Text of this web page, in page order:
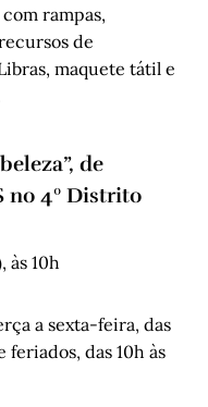
rampas,
de
maquete tátil e
de
no 4º Distrito
às 10h
a sexta-feira, das
feriados, das 10h às